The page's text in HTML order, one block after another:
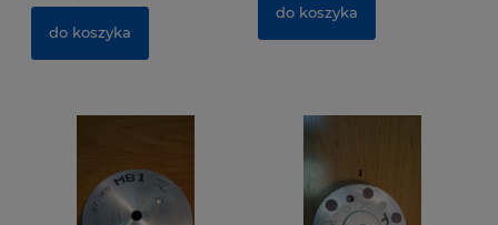
do koszyka
do koszyka